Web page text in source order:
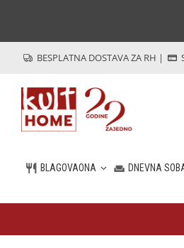
BESPLATNA DOSTAVA ZA RH |
BLAGOVAONA DNEVNA
HR